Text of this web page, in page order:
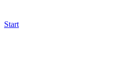
Start